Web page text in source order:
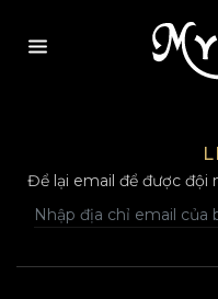
Để lại email để được đội